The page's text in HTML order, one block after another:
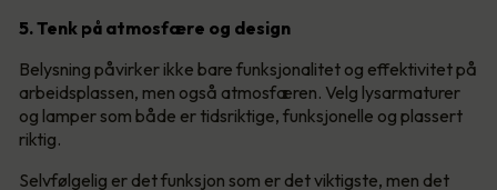
5. Tenk på atmosfære og design
Belysning påvirker ikke bare funksjonalitet og effektivitet på
arbeidsplassen, men også atmosfæren. Velg lysarmaturer
og lamper som både er tidsriktige, funksjonelle og plassert
riktig.
Selvfølgelig er det funksjon som er det viktigste, men det